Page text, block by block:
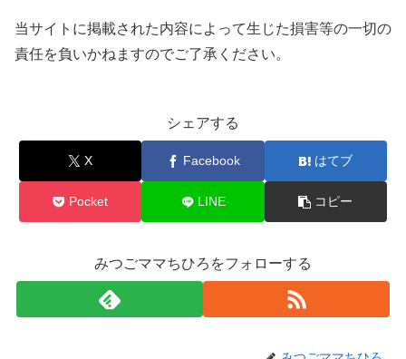
当サイトに掲載された内容によって生じた損害等の一切の
責任を負いかねますのでご了承ください。
シェアする
X Facebook はてブ
Pocket LINE コピー
みつごママちひろをフォローする